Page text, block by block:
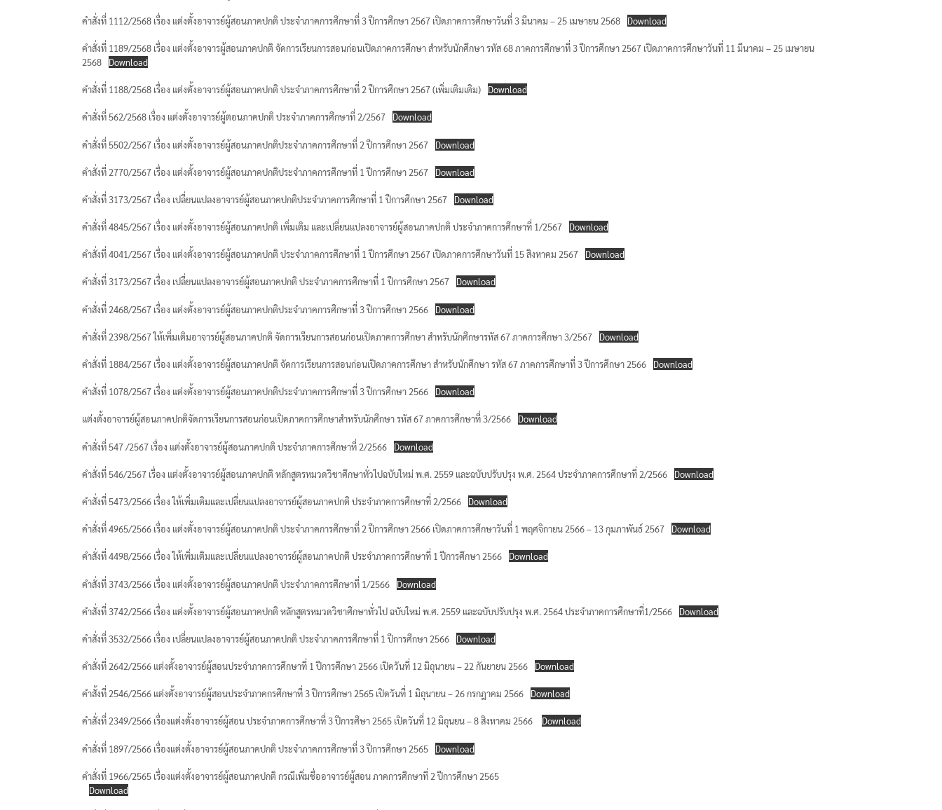
Search
คำสั่งที่ 1112/2568 เรื่อง แต่งตั้งอาจารย์ผู้สอนภาคปกติ ประจำภาคการศึกษาที่ 3 ปีการศึกษา 2567 เปิดภาคการศึกษาวันที่ 3 มีนาคม – 25 เมษายน 2568 Download
คำสั่งที่ 1189/2568 เรื่อง แต่งตั้งอาจารผู้สอนภาคปกติ จัดการเรียนการสอนก่อนเปิดภาคการศึกษา สำหรับนักศึกษา รหัส 68 ภาคการศึกษาที่ 3 ปีการศึกษา 2567 เปิดภาคการศึกษาวันที่ 11 มีนาคม – 25 เมษายน
2568
Download
คำสั่งที่ 1188/2568 เรื่อง แต่งตั้งอาจารย์ผู้สอนภาคปกติ ประจำภาคการศึกษาที่ 2 ปีการศึกษา 2567 (เพิ่มเติมเติม) Download
คำสั่งที่ 562/2568 เรื่อง แต่งตั้งอาจารย์ผู้ตอนภาคปกติ ประจำภาคการศึกษาที่ 2/2567 Download
คำสั่งที่ 5502/2567 เรื่อง แต่งตั้งอาจารย์ผู้สอนภาคปกติประจำภาคการศึกษาที่ 2 ปีการศึกษา 2567 Download
คำสั่งที่ 2770/2567 เรื่อง แต่งตั้งอาจารย์ผู้สอนภาคปกติประจำภาคการศึกษาที่ 1 ปีการศึกษา 2567 Download
คำสั่งที่ 3173/2567 เรื่อง เปลี่ยนแปลงอาจารย์ผู้สอนภาคปกติประจำภาคการศึกษาที่ 1 ปีการศึกษา 2567 Download
คำสั่งที่ 4845/2567 เรื่อง แต่งตั้งอาจารย์ผู้สอนภาคปกติ เพิ่มเติม และเปลี่ยนแปลงอาจารย์ผู้สอนภาคปกติ ประจำภาคการศึกษาที่ 1/2567 Download
คำสั่งที่ 4041/2567 เรื่อง แต่งตั้งอาจารย์ผู้สอนภาคปกติ ประจำภาคการศึกษาที่ 1 ปีการศึกษา 2567 เปิดภาคการศึกษาวันที่ 15 สิงหาคม 2567 Download
คำสั่งที่ 3173/2567 เรื่อง เปลี่ยนแปลงอาจารย์ผู้สอนภาคปกติ ประจำภาคการศึกษาที่ 1 ปีการศึกษา 2567 Download
คำสั่งที่ 2468/2567 เรื่อง แต่งตั้งอาจารย์ผู้สอนภาคปกติประจำภาคการศึกษาที่ 3 ปีการศึกษา 2566 Download
คำสั่งที่ 2398/2567 ให้เพิ่มเติมอาจารย์ผู้สอนภาคปกติ จัดการเรียนการสอนก่อนเปิดภาคการศึกษา สำหรับนักศึกษารหัส 67 ภาคการศึกษา 3/2567 Download
คำสั่งที่ 1884/2567 เรื่อง แต่งตั้งอาจารย์ผู้สอนภาคปกติ จัดการเรียนการสอนก่อนเปิดภาคการศึกษา สำหรับนักศึกษา รหัส 67 ภาคการศึกษาที่ 3 ปีการศึกษา 2566 Download
คำสั่งที่ 1078/2567 เรื่อง แต่งตั้งอาจารย์ผู้สอนภาคปกติประจำภาคการศึกษาที่ 3 ปีการศึกษา 2566 Download
แต่งตั้งอาจารย์ผู้สอนภาคปกติจัดการเรียนการสอนก่อนเปิดภาคการศึกษาสำหรับนักศึกษา รหัส 67 ภาคการศึกษาที่ 3/2566 Download
คำสั่งที่ 547 /2567 เรื่อง แต่งตั้งอาจารย์ผู้สอนภาคปกติ ประจำภาคการศึกษาที่ 2/2566 Download
คำสั่งที่ 546/2567 เรื่อง แต่งตั้งอาจารย์ผู้สอนภาคปกติ หลักสูตรหมวดวิชาศึกษาทั่วไปฉบับใหม่ พ.ศ. 2559 และฉบับปรับปรุง พ.ศ. 2564 ประจำภาคการศึกษาที่ 2/2566 Download
คำสั่งที่ 5473/2566 เรื่อง ให้เพิ่มเติมและเปลี่ยนแปลงอาจารย์ผู้สอนภาคปกติ ประจำภาคการศึกษาที่ 2/2566 Download
คำสั่งที่ 4965/2566 เรื่อง แต่งตั้งอาจารย์ผู้สอนภาคปกติ ประจำภาคการศึกษาที่ 2 ปีการศึกษา 2566 เปิดภาคการศึกษาวันที่ 1 พฤศจิกายน 2566 – 13 กุมภาพันธ์ 2567 Download
คำสั่งที่ 4498/2566 เรื่อง ให้เพิ่มเติมและเปลี่ยนแปลงอาจารย์ผู้สอนภาคปกติ ประจำภาคการศึกษาที่ 1 ปีการศึกษา 2566 Download
คำสั่งที่ 3743/2566 เรื่อง แต่งตั้งอาจารย์ผู้สอนภาคปกติ ประจำภาคการศึกษาที่ 1/2566 Download
คำสั่งที่ 3742/2566 เรื่อง แต่งตั้งอาจารย์ผู้สอนภาคปกติ หลักสูตรหมวดวิชาศึกษาทั่วไป ฉบับใหม่ พ.ศ. 2559 และฉบับปรับปรุง พ.ศ. 2564 ประจำภาคการศึกษาที่1/2566 Download
คำสั่งที่ 3532/2566 เรื่อง เปลี่ยนแปลงอาจารย์ผู้สอนภาคปกติ ประจำภาคการศึกษาที่ 1 ปีการศึกษา 2566 Download
คำสั่งที่ 2642/2566 แต่งตั้งอาจารย์ผู้สอนประจำภาคการศึกษาที่ 1 ปีการศึกษา 2566 เปิดวันที่ 12 มิถุนายน – 22 กันยายน 2566 Download
คำสั้งที่ 2546/2566 แต่งตั้งอาจารย์ผู้สอนประจำภาคกรศึกษาที่ 3 ปีการศึกษา 2565 เปิดวันที่ 1 มิถุนายน – 26 กรกฎาคม 2566 Download
คำสั่งที่ 2349/2566 เรื่องแต่งตั้งอาจารย์ผู้สอน ประจำภาคการศึกษาที่ 3 ปีการศึษา 2565 เปิดวันที่ 12 มิถุนยน – 8 สิงหาคม 2566 Download
คำสั่งที่ 1897/2566 เรื่องแต่งตั้งอาจารย์ผู้สอนภาคปกติ ประจำภาคการศึกษาที่ 3 ปีการศึกษา 2565 Download
คำสั่งที่ 1966/2565 เรื่องแต่งตั้งอาจารย์ผู้สอนภาคปกติ กรณีเพิ่มชื่ออาจารย์ผู้สอน ภาคการศึกษาที่ 2 ปีการศึกษา 2565
Download